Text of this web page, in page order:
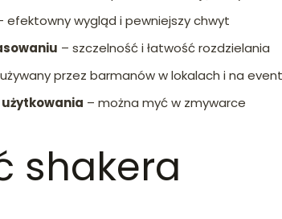
efektowny wygląd i pewniejszy chwyt
– szczelność i łatwość rozdzielania
przez barmanów w lokalach i na
użytkowania – można myć w zmywarce
shakera